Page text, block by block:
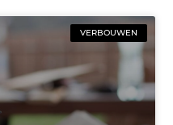
VERBOUWEN